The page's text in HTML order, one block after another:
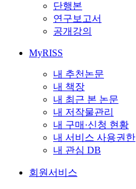
단행본
연구보고서
공개강의
MyRISS
내 추천논문
내 책장
내 최근 본 논문
내 저작물관리
내 구매·신청 현황
내 서비스 사용권한
내 관심 DB
회원서비스